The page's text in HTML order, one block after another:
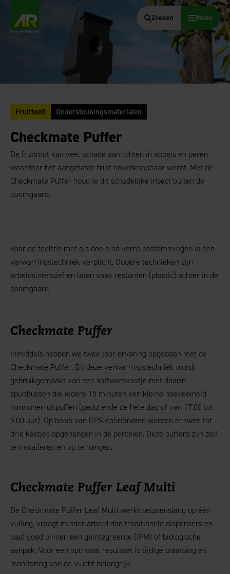
Zoeken Menu
Fruitteelt Ondersteuningsmaterialen
Checkmate Puffer
De fruitmot kan veel schade aanrichten in appels en peren
waardoor het aangetaste fruit onverkoopbaar wordt. Met de
Checkmate Puffer houd je dit schadelijke insect buiten de
boomgaard.
Voor de teelten met als doeleind verre bestemmingen is een
verwarringstechniek verplicht. Oudere technieken zijn
arbeidsintensief en laten vaak restanten (plastic) achter in de
boomgaard.
Checkmate Puffer
Inmiddels hebben we twee jaar ervaring opgedaan met de
Checkmate Puffer. Bij deze verwarringstechniek wordt
gebruikgemaakt van een softwarekastje met daarin
spuitbussen die iedere 15 minuten een kleine hoeveelheid
hormonen uitpuffen (gedurende de hele dag of van 17.00 tot
5.00 uur). Op basis van GPS-coördinaten worden er twee tot
drie kastjes opgehangen in de percelen. Deze puffers zijn zelf
te installeren en op te hangen.
Checkmate Puffer Leaf Multi
De Checkmate Puffer Leaf Multi werkt seizoenslang op één
vulling, vraagt minder arbeid dan traditionele dispensers en
past goed binnen een geïntegreerde (IPM) of biologische
aanpak. Voor een optimaal resultaat is tijdige plaatsing en
monitoring van de vlucht belangrijk.